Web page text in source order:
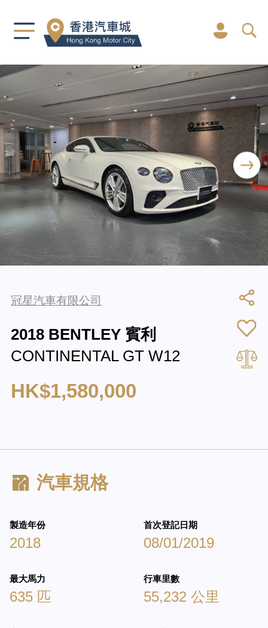
冠星汽車有限公司
2018 BENTLEY 賓利
CONTINENTAL GT W12
HK$1,580,000
汽車規格
製造年份
2018
首次登記日期
08/01/2019
最大馬力
635 匹
行車里數
55,232 公里